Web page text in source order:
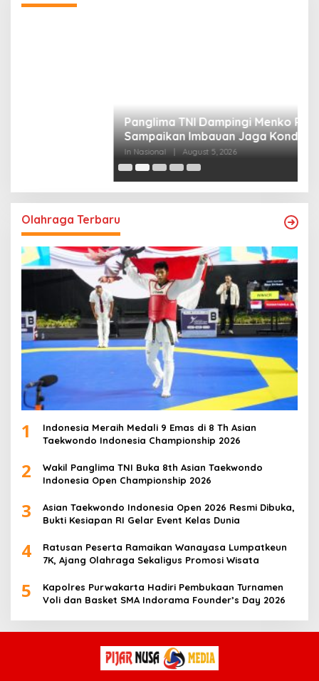
Olahraga Terbaru
1
Indonesia Meraih Medali 9 Emas di 8 Th Asian
Taekwondo Indonesia Championship 2026
2
Wakil Panglima TNI Buka 8th Asian Taekwondo
Indonesia Open Championship 2026
3
Asian Taekwondo Indonesia Open 2026 Resmi Dibuka,
Bukti Kesiapan RI Gelar Event Kelas Dunia
4
Ratusan Peserta Ramaikan Wanayasa Lumpatkeun
7K, Ajang Olahraga Sekaligus Promosi Wisata
5
Kapolres Purwakarta Hadiri Pembukaan Turnamen
Voli dan Basket SMA Indorama Founder’s Day 2026